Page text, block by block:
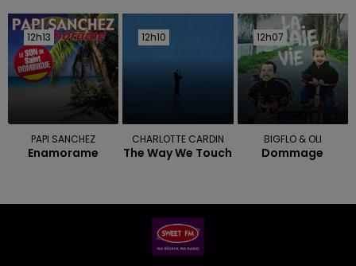
12h13
12h13
PAPI SANCHEZ
Enamorame
12h10
12h10
CHARLOTTE CARDIN
The Way We Touch
12h07
12h07
BIGFLO & OLI
Dommage